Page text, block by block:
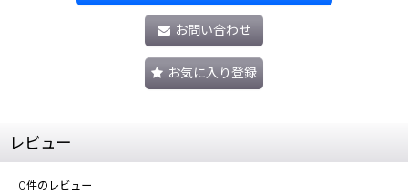
お問い合わせ
お気に入り登録
レビュー
0件のレビュー